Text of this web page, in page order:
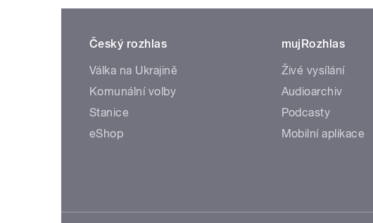
Český rozhlas
Válka na Ukrajině
Komunální volby
Stanice
eShop
mujRozhlas
Živé vysílání
Audioarchiv
Podcasty
Mobilní aplikace